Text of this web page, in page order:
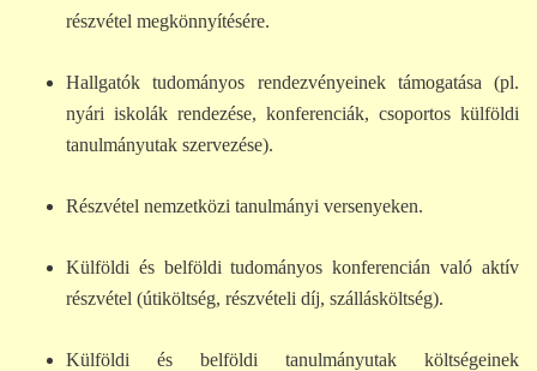
részvétel megkönnyítésére.
Hallgatók tudományos rendezvényeinek támogatása (pl.
nyári iskolák rendezése, konferenciák, csoportos külföldi
tanulmányutak szervezése).
Részvétel nemzetközi tanulmányi versenyeken.
Külföldi és belföldi tudományos konferencián való aktív
részvétel (útiköltség, részvételi díj, szállásköltség).
Külföldi és belföldi tanulmányutak költségeinek